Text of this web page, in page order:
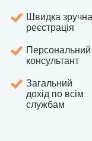
Швидка зручна
реєстрація
Персональний
консультант
Загальний
дохід по всім
службам